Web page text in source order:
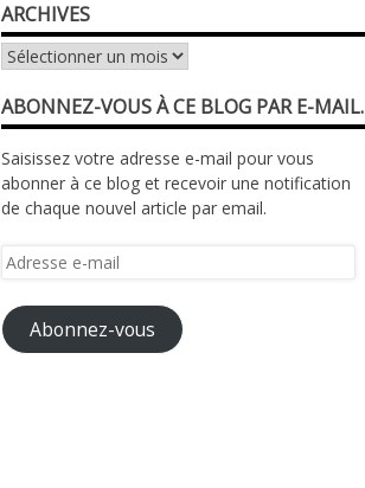
ARCHIVES
Archives
ABONNEZ-VOUS À CE BLOG PAR E-MAIL.
Saisissez votre adresse e-mail pour vous
abonner à ce blog et recevoir une notification
de chaque nouvel article par email.
Adresse
mail
Abonnez-vous